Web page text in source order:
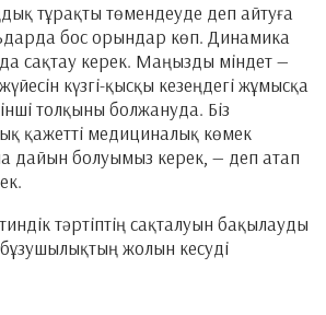
тұрақты төмендеуде деп айтуға
бос орындар көп. Динамика
сақтау керек. Маңызды міндет —
күзгі-қысқы кезеңдегі жұмысқа
толқыны болжануда. Біз
қажетті медициналық көмек
дайын болуымыз керек, — деп атап
тәртіптің сақталуын бақылауды
бұзушылықтың жолын кесуді